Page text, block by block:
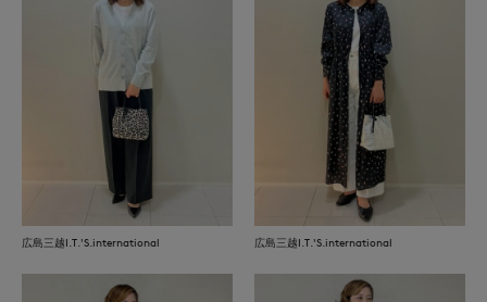
広島三越I.T.'S.international 広島三越I.T.'S.international